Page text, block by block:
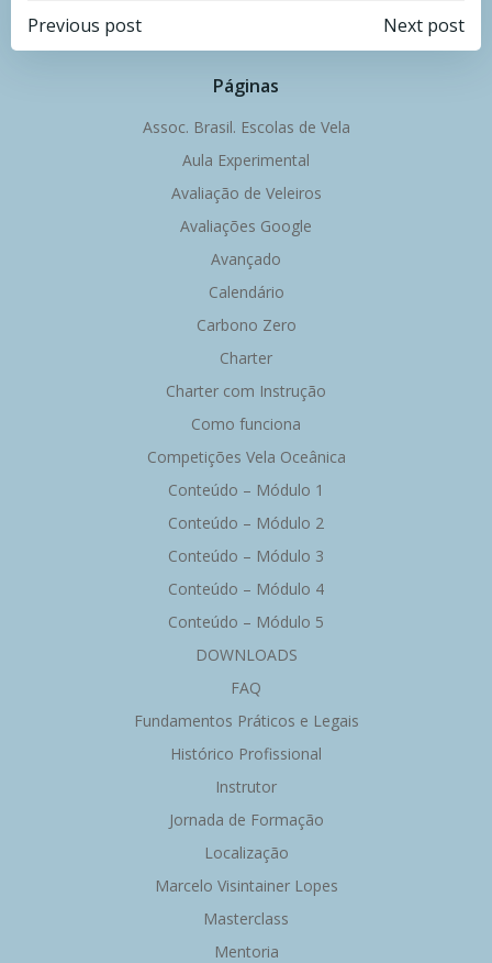
Navegação
Previous post
Navegação
de
Post
Next post
Páginas
Assoc. Brasil. Escolas de Vela
Aula Experimental
Avaliação de Veleiros
Avaliações Google
Avançado
Calendário
Carbono Zero
Charter
Charter com Instrução
Como funciona
Competições Vela Oceânica
Conteúdo – Módulo 1
Conteúdo – Módulo 2
Conteúdo – Módulo 3
Conteúdo – Módulo 4
Conteúdo – Módulo 5
DOWNLOADS
FAQ
Fundamentos Práticos e Legais
Histórico Profissional
Instrutor
Jornada de Formação
Localização
Marcelo Visintainer Lopes
Masterclass
Mentoria